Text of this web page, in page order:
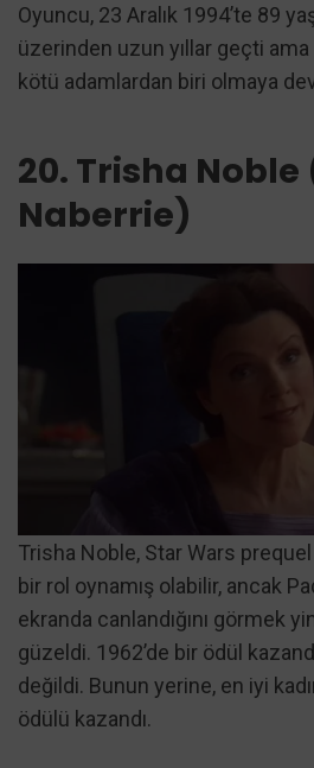
Oyuncu, 23 Aralık 1994’te 89
üzerinden uzun yıllar geçti
kötü adamlardan biri olmaya
20. Trisha
Naberrie)
Trisha Noble, Star Wars
bir rol oynamış olabilir, ancak
ekranda canlandığını görmek
güzeldi. 1962’de bir ödül
değildi. Bunun yerine, en iyi
ödülü kazandı.